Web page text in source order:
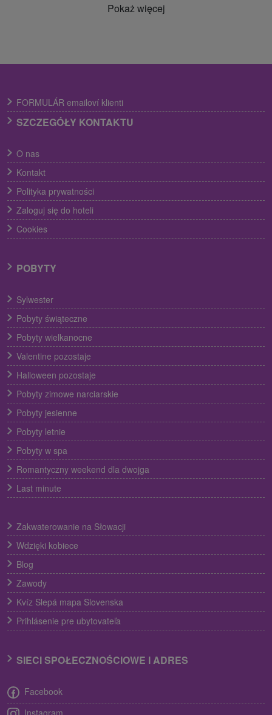
Pokaż więcej
FORMULÁR emailoví klienti
SZCZEGÓŁY KONTAKTU
O nas
Kontakt
Polityka prywatności
Zaloguj się do hoteli
Cookies
POBYTY
Sylwester
Pobyty świąteczne
Pobyty wielkanocne
Valentine pozostaje
Halloween pozostaje
Pobyty zimowe narciarskie
Pobyty jesienne
Pobyty letnie
Pobyty w spa
Romantyczny weekend dla dwojga
Last minute
Zakwaterowanie na Słowacji
Wdzięki kobiece
Blog
Zawody
Kvíz Slepá mapa Slovenska
Prihlásenie pre ubytovateľa
SIECI SPOŁECZNOŚCIOWE I ADRES
Facebook
Instagram